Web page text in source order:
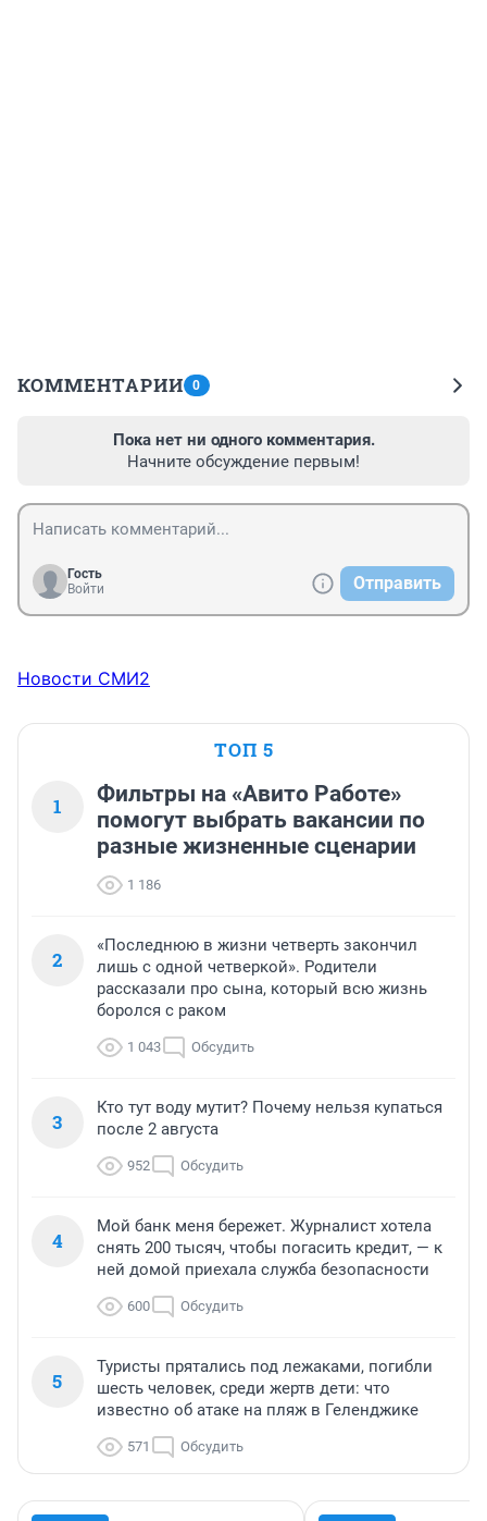
КОММЕНТАРИИ 0
Пока нет ни одного комментария.
Начните обсуждение первым!
Гость
Войти
Отправить
Новости СМИ2
ТОП 5
1
Фильтры на «Авито Работе»
помогут выбрать вакансии по
разные жизненные сценарии
1 186
2
«Последнюю в жизни четверть закончил
лишь с одной четверкой». Родители
рассказали про сына, который всю жизнь
боролся с раком
1 043 Обсудить
3
Кто тут воду мутит? Почему нельзя купаться
после 2 августа
952 Обсудить
4
Мой банк меня бережет. Журналист хотела
снять 200 тысяч, чтобы погасить кредит, — к
ней домой приехала служба безопасности
600 Обсудить
5
Туристы прятались под лежаками, погибли
шесть человек, среди жертв дети: что
известно об атаке на пляж в Геленджике
571 Обсудить